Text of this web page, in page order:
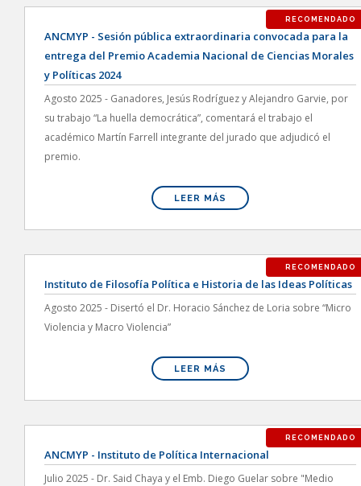
RECOMENDADO
ANCMYP - Sesión pública extraordinaria convocada para la
entrega del Premio Academia Nacional de Ciencias Morales
y Políticas 2024
Agosto 2025 - Ganadores, Jesús Rodríguez y Alejandro Garvie, por
su trabajo “La huella democrática”, comentará el trabajo el
académico Martín Farrell integrante del jurado que adjudicó el
premio.
LEER MÁS
RECOMENDADO
Instituto de Filosofía Política e Historia de las Ideas Políticas
Agosto 2025 - Disertó el Dr. Horacio Sánchez de Loria sobre “Micro
Violencia y Macro Violencia”
LEER MÁS
RECOMENDADO
ANCMYP - Instituto de Política Internacional
Julio 2025 - Dr. Said Chaya y el Emb. Diego Guelar sobre "Medio